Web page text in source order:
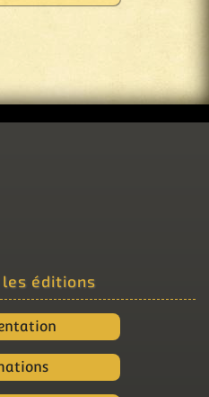
les éditions